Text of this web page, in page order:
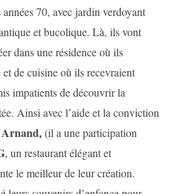
70, avec jardin verdoyant
et bucolique. Là, ils vont
dans une résidence où ils
de cuisine où ils recevraient
impatients de découvrir la
Ainsi avec l’aide et la conviction
Arnand,(il a une participation
, un restaurant élégant et
le meilleur de leur création.